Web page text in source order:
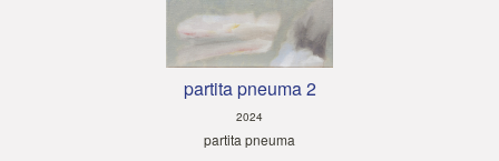
partita pneuma 2
2024
partita pneuma